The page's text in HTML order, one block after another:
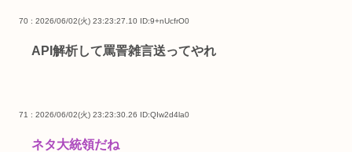
70 : 2026/06/02(火) 23:23:27.10 ID:9+nUcfrO0
API解析して罵詈雑言送ってやれ
71 : 2026/06/02(火) 23:23:30.26 ID:QIw2d4la0
ネタ大統領だね